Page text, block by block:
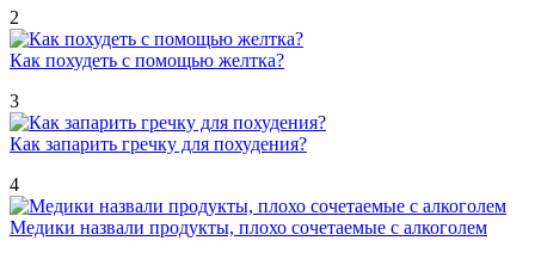
2
Как похудеть с помощью желтка?
3
Как запарить гречку для похудения?
4
Медики назвали продукты, плохо сочетаемые с алкоголем